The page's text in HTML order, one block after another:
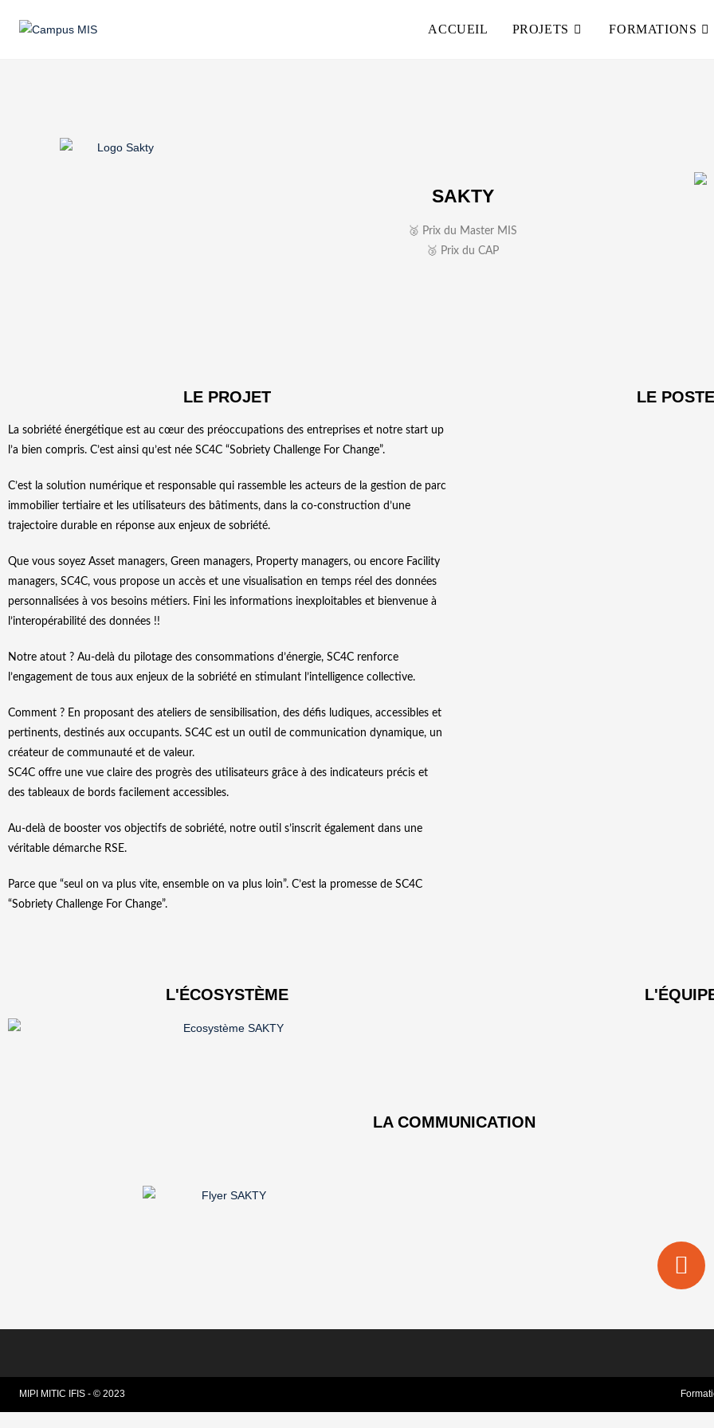
ACCUEIL PROJETS FORMATIONS
Sakty
SAKTY
🥈 Prix du Master MIS
🥉 Prix du CAP
LE PROJET
La sobriété énergétique est au cœur des préoccupations des entreprises et notre start up
l’a bien compris. C’est ainsi qu’est née SC4C “Sobriety Challenge For Change”.
C’est la solution numérique et responsable qui rassemble les acteurs de la gestion de parc
immobilier tertiaire et les utilisateurs des bâtiments, dans la co-construction d’une
trajectoire durable en réponse aux enjeux de sobriété.
Que vous soyez Asset managers, Green managers, Property managers, ou encore Facility
managers, SC4C, vous propose un accès et une visualisation en temps réel des données
personnalisées à vos besoins métiers. Fini les informations inexploitables et bienvenue à
l’interopérabilité des données !!
Notre atout ? Au-delà du pilotage des consommations d’énergie, SC4C renforce
l’engagement de tous aux enjeux de la sobriété en stimulant l’intelligence collective.
Comment ? En proposant des ateliers de sensibilisation, des défis ludiques, accessibles et
pertinents, destinés aux occupants. SC4C est un outil de communication dynamique, un
créateur de communauté et de valeur.
SC4C offre une vue claire des progrès des utilisateurs grâce à des indicateurs précis et
des tableaux de bords facilement accessibles.
Au-delà de booster vos objectifs de sobriété, notre outil s’inscrit également dans une
véritable démarche RSE.
Parce que “seul on va plus vite, ensemble on va plus loin”. C’est la promesse de SC4C
“Sobriety Challenge For Change”.
LE
L'ÉCOSYSTÈME
LA COMMUNICATION
MIPI MITIC IFIS - © 2023